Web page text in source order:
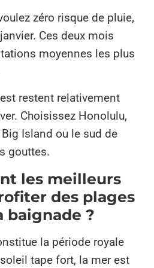
zéro risque de pluie,
Ces deux mois
moyennes les plus
restent relativement
Choisissez Honolulu,
Island ou le sud de
gouttes.
les meilleurs
des plages
baignade ?
la période royale
tape fort, la mer est